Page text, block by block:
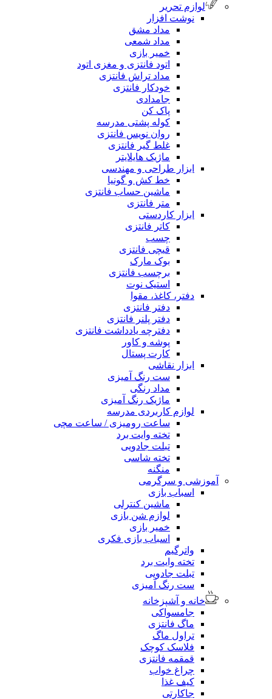
لوازم تحریر
نوشت افزار
مداد مشق
مداد شمعی
خمیر بازی
اتود فانتزی و مغزی اتود
مداد تراش فانتزی
خودکار فانتزی
جامدادی
پاک کن
کوله پشتی مدرسه
روان نویس فانتزی
غلط گیر فانتزی
ماژیک هایلایتر
ابزار طراحی و مهندسی
خط کش و گونیا
ماشین حساب فانتزی
متر فانتزی
ابزار کاردستی
کاتر فانتزی
چسب
قیچی فانتزی
بوک مارک
برچسب فانتزی
استیک نوت
دفتر، کاغذ، مقوا
دفتر فانتزی
دفتر پلنر فانتزی
دفترچه یادداشت فانتزی
پوشه و کاور
کارت پستال
ابزار نقاشی
ست رنگ آمیزی
مداد رنگی
ماژیک رنگ آمیزی
لوازم کاربردی مدرسه
ساعت رومیزی / ساعت مچی
تخته وایت برد
تبلت جادویی
تخته شاسی
منگنه
آموزشی و سرگرمی
اسباب بازی
ماشین کنترلی
لوازم شن بازی
خمیر بازی
اسباب بازی فکری
واترگیم
تخته وایت برد
تبلت جادویی
ست رنگ آمیزی
خانه و آشپزخانه
جامسواکی
ماگ فانتزی
تراول ماگ
فلاسک کوچک
قمقمه فانتزی
چراغ خواب
کیف غذا
جاکارتی